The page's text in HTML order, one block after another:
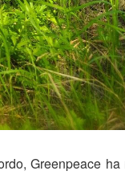
Greenpeace ha